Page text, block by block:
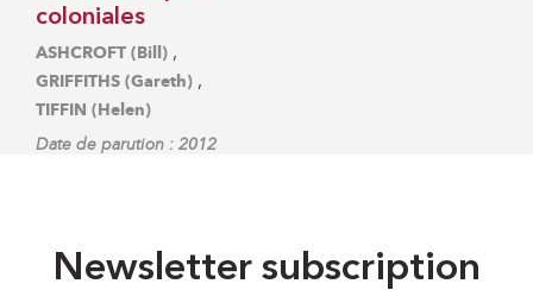
coloniales
ASHCROFT (Bill) ,
GRIFFITHS (Gareth) ,
TIFFIN (Helen)
Date de parution : 2012
Newsletter subscription